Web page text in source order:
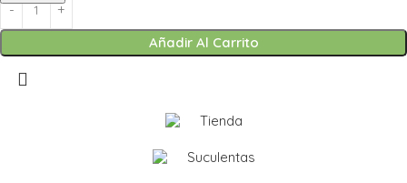
Añadir Al Carrito
Tienda
Suculentas